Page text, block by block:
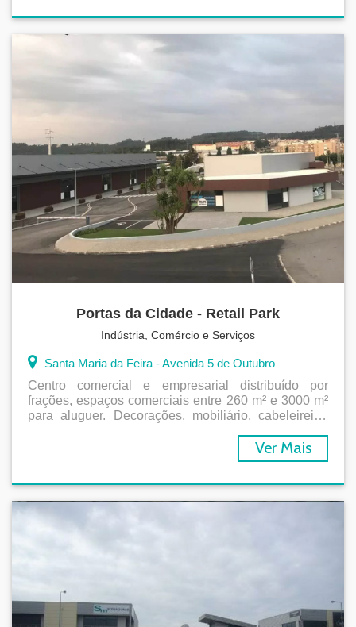
Portas da Cidade - Retail Park
Indústria, Comércio e Serviços
Santa Maria da Feira - Avenida 5 de Outubro
Centro comercial e empresarial distribuído por
frações, espaços comerciais entre 260 m² e 3000 m²
para aluguer. Decorações, mobiliário, cabeleireiro,
Ver Mais